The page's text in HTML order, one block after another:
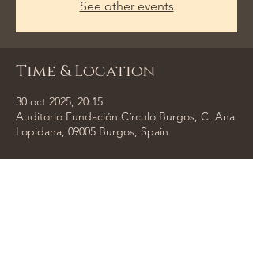
See other events
Time & Location
30 oct 2025, 20:15
Auditorio Fundación Círculo Burgos, C. Ana
Lopidana, 09005 Burgos, Spain